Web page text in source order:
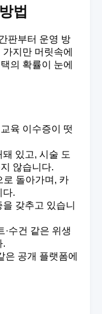
법
판부터 운영 방
가지만 머릿속에
의 확률이 눈에
육 이수증이 떳
있고, 시술 도
않습니다.
로 돌아가며, 카
다.
갖추고 있습니
·수건 같은 위생
.
은 공개 플랫폼에